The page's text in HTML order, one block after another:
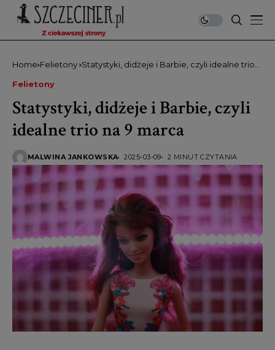
Home Felietony Statystyki, didżeje i Barbie, czyli idealne trio
Felietony
Statystyki, didżeje i Barbie, czyli
idealne trio na 9 marca
MALWINA JANKOWSKA 2025-03-09 2 MINUT CZYTANIA